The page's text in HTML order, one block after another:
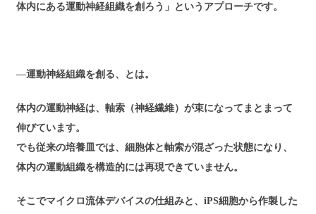
体内にある運動神経組織を創ろう」というアプローチです。
―運動神経組織を創る、とは。
体内の運動神経は、軸索（神経繊維）が束になってまとまって
伸びています。
でも従来の培養皿では、細胞体と軸索が混ざった状態になり、
体内の運動組織を構造的には再現できていません。
そこでマイクロ流体デバイスの仕組みと、iPS細胞から作製した